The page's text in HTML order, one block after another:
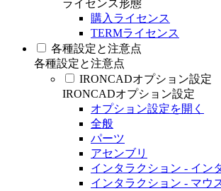
ライセンス形態
購入ライセンス
TERMライセンス
各種設定と注意点
各種設定と注意点
IRONCADオプション設定
IRONCADオプション設定
オプション設定を開く
全般
パーツ
アセンブリ
インタラクション - イン
インタラクション - マウ